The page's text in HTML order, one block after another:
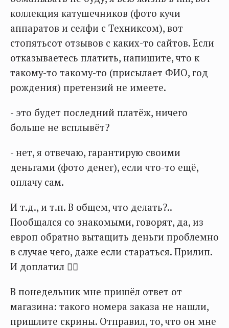
коллекция катушечников (фото кучи
аппаратов и селфи с Техниксом), вот
стопятьсот отзывов с каких-то сайтов. Если
отказываетесь платить, напишите, что к
такому-то такому-то (присылает ФИО, год
рождения) претензий не имеете.
- это будет последний платёж, ничего
больше не всплывёт?
- нет, я отвечаю, гарантирую своими
деньгами (фото денег), если что-то ещё,
оплачу сам.
И т.д., и т.п. В общем, что делать?..
Пообщался со знакомыми, говорят, да, из
европ обратно вытащить деньги проблемно
в случае чего, даже если стараться. Прилип.
И доплатил 🤦‍♂️
В понедельник мне пришёл ответ от
магазина: такого номера заказа не нашли,
пришлите скрины. Отправил, то, что он мне